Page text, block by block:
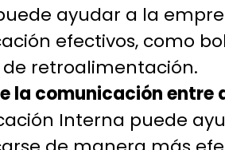
ayudar a la
efectivos, como
de retroalimentación.
la comunicación entre
Interna puede